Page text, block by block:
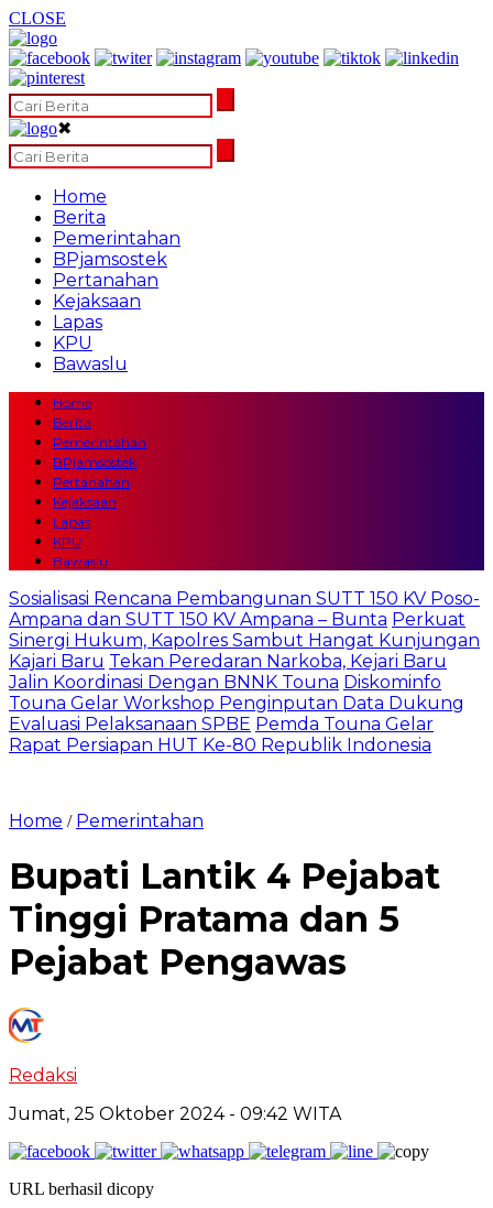
CLOSE
✖
Home
Berita
Pemerintahan
BPjamsostek
Pertanahan
Kejaksaan
Lapas
KPU
Bawaslu
Home
Berita
Pemerintahan
BPjamsostek
Pertanahan
Kejaksaan
Lapas
KPU
Bawaslu
Sosialisasi Rencana Pembangunan SUTT 150 KV Poso-
Ampana dan SUTT 150 KV Ampana – Bunta Perkuat
Sinergi Hukum, Kapolres Sambut Hangat Kunjungan
Kajari Baru Tekan Peredaran Narkoba, Kejari Baru
Jalin Koordinasi Dengan BNNK Touna Diskominfo
Touna Gelar Workshop Penginputan Data Dukung
Evaluasi Pelaksanaan SPBE Pemda Touna Gelar
Rapat Persiapan HUT Ke-80 Republik Indonesia
Home / Pemerintahan
Bupati Lantik 4 Pejabat
Tinggi Pratama dan 5
Pejabat Pengawas
Redaksi
Jumat, 25 Oktober 2024 - 09:42 WITA
URL berhasil dicopy